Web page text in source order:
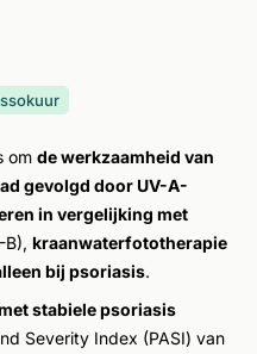
om de werkzaamheid van
gevolgd door UV-A-
in vergelijking met
B), kraanwaterfototherapie
bij psoriasis.
stabiele psoriasis
Severity Index (PASI) van